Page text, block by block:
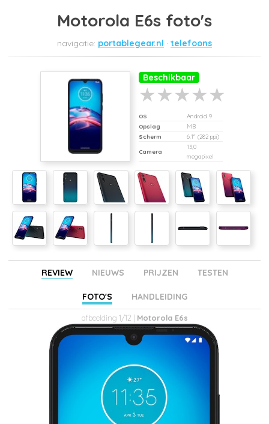
Motorola E6s foto's
portablegear.nl telefoons
Beschikbaar
OS
Android 9
Opslag
MB
Scherm
6,1" (282 ppi)
Camera
13,0
megapixel
REVIEW NIEUWS PRIJZEN TESTEN
FOTO'S HANDLEIDING
afbeelding 1/12 | Motorola E6s